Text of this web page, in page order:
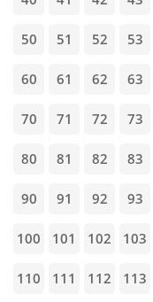
50 51 52 53
60 61 62 63
70 71 72 73
80 81 82 83
90 91 92 93
100 101 102 103
110 111 112 113